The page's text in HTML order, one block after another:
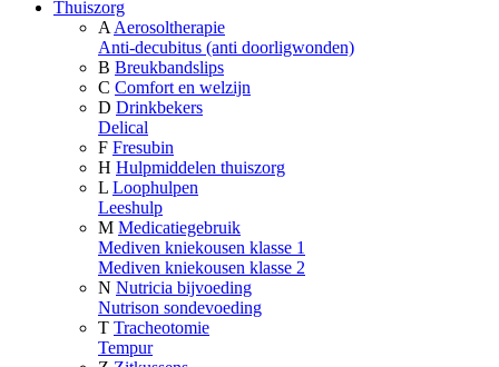
Thuiszorg
A Aerosoltherapie
Anti-decubitus (anti doorligwonden)
B Breukbandslips
C Comfort en welzijn
D Drinkbekers
Delical
F Fresubin
H Hulpmiddelen thuiszorg
L Loophulpen
Leeshulp
M Medicatiegebruik
Mediven kniekousen klasse 1
Mediven kniekousen klasse 2
N Nutricia bijvoeding
Nutrison sondevoeding
T Tracheotomie
Tempur